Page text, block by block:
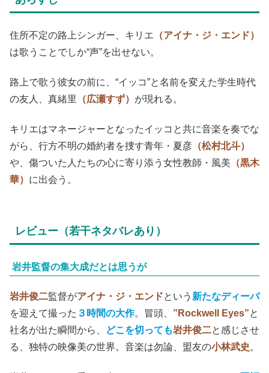
住所不定の路上シンガー、キリエ （アイナ・ジ・エンド）
は歌うことでしか“声”を出せない。
路上で歌う彼女の前に、“イッコ”と名前を変えた学生時代
の友人、真緒里
（広瀬すず） が現れる。
キリエはマネージャーとなったイッコと共に音楽を奏でな
がら、行方不明の婚約者を捜す青年・夏彦 （松村北斗）
や、傷ついた人たちの心に寄り添う女性教師・風美 （黒木
華） に出会う。
レビュー（若干ネタバレあり）
岩井監督の集大成だとは思うが
岩井俊二監督がアイナ・ジ・エンドという 新たなディーバ
を迎えて撮った ３時間の大作。冒頭、 ”Rockwell Eyes”と
社名が出た瞬間から、
どこを切っても岩井俊二と感じさせ
る、独特の映像美の世界。音楽は勿論、盟友の小林武史 。